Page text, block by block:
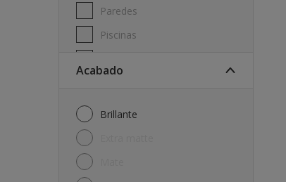
Paredes
Piscinas
Acabado
Brillante